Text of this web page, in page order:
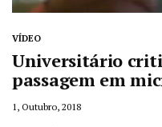
VÍDEO
Universitário
passagem em
1, Outubro, 2018